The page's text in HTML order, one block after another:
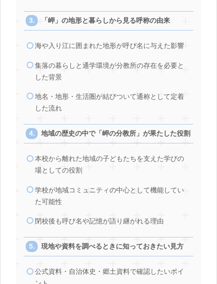
「岬」の地形と暮らしから見る呼称の由来
海や入り江に囲まれた地形が呼び名に与えた影響
集落の暮らしと通学環境が分教所の存在を必要と
した背景
地名・地形・生活圏が結びついて通称として定着
した流れ
地域の歴史の中で「岬の分教所」が果たした役割
本校から離れた地域の子どもたちを支えた学びの
場としての役割
学校が地域コミュニティの中心として機能してい
た可能性
閉校後も呼び名や記憶が語り継がれる理由
現地や資料を調べるときに知っておきたい見方
公式資料・自治体史・郷土資料で確認したいポイ